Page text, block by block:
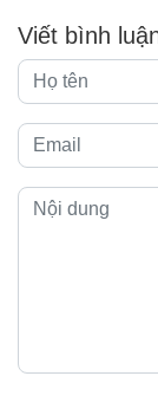
Viết bình